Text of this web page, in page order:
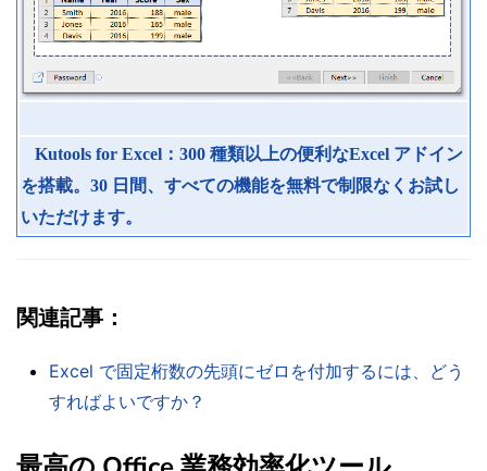
Kutools for Excel：300 種類以上の便利なExcel アドイン
を搭載。30 日間、すべての機能を無料で制限なくお試し
いただけます。
関連記事：
Excel で固定桁数の先頭にゼロを付加するには、どう
すればよいですか？